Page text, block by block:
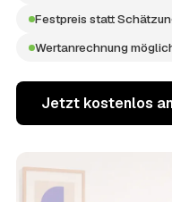
Festpreis statt
Wertanrechnung
Jetzt kostenlos